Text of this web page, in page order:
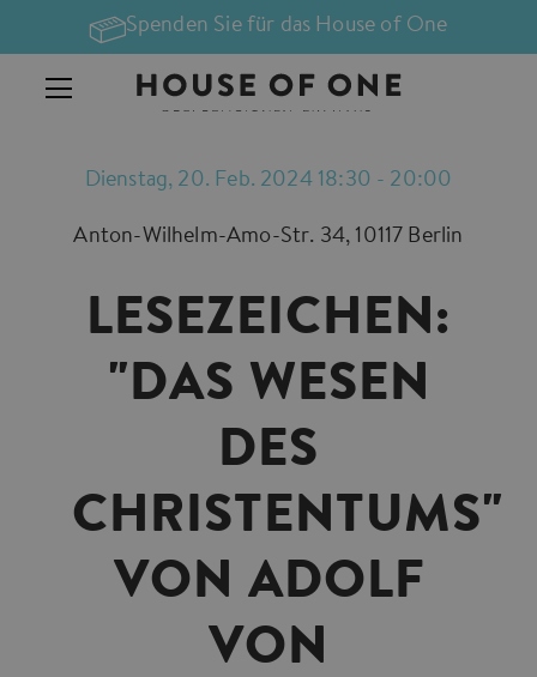
Spenden Sie für das House of One
Dienstag, 20. Feb. 2024 18:30 - 20:00
Anton-Wilhelm-Amo-Str. 34, 10117 Berlin
LESEZEICHEN:
"DAS WESEN
DES
CHRISTENTUMS"
VON ADOLF
VON